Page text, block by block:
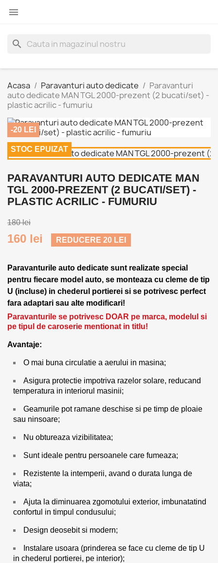

search
Acasa Paravanturi auto dedicate
Paravanturi
auto dedicate MAN TGL 2000-prezent (2 bucati/set) -
plastic acrilic - fumuriu
-20 LEI
STOC EPUIZAT
PARAVANTURI AUTO DEDICATE MAN
TGL 2000-PREZENT (2 BUCATI/SET) -
PLASTIC ACRILIC - FUMURIU
180 lei
160 lei REDUCERE 20 LEI
Paravanturile auto dedicate sunt realizate special
pentru fiecare model auto, se monteaza cu cleme de tip
U (incluse) in chederul portierei si se potrivesc perfect
fara adaptari sau alte modificari!
Paravanturile se potrivesc DOAR pe marca, modelul si
pe tipul de caroserie mentionat in titlu!
Avantaje:
O mai buna circulatie a aerului in masina;
Asigura protectie impotriva razelor solare, reducand
temperatura in interiorul masinii;
Geamurile pot ramane deschise si pe timp de ploaie
sau ninsoare;
Nu obtureaza vizibilitatea;
Sunt ideale pentru persoanele care fumeaza;
Rezistente la intemperii, avand o durata lunga de
viata;
Ajuta la diminuarea zgomotului exterior, imbunatatind
confortul in timpul condusului;
Design deosebit si modern;
Instalare usoara (prinderea se face cu cleme de tip U
in chederul portierei, pe interior);